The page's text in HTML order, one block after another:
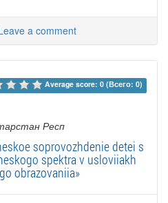
a comment
Average score: 0 (Всего: 0)
Респ
soprovozhdenie detei s
spektra v usloviiakh
obrazovaniia»